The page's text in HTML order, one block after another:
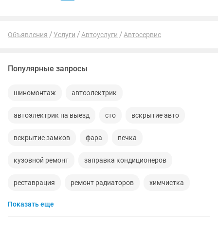
Объявления Услуги Автоуслуги Автосервис
Популярные запросы
шиномонтаж автоэлектрик
автоэлектрик на выезд сто вскрытие авто
вскрытие замков фара печка
кузовной ремонт заправка кондиционеров
реставрация ремонт радиаторов химчистка
полировка фар
Показать еще